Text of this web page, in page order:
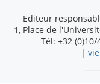
Editeur
1, Place de
Tél: +32 (0)10/
|